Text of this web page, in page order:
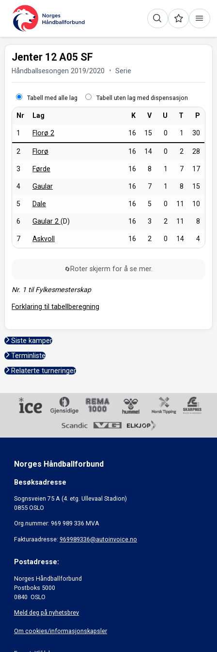
Jenter 12 A05 SF
Håndballsesongen 2019/2020 Serie
Tabell med alle lag Tabell uten lag med dispensasjon
Nr Lag K V U T P
1 Florø 2 16 15 0 1 30
2 Florø 16 14 0 2 28
3 Førde 16 8 1 7 17
4 Gaular 16 7 1 8 15
5 Dale 16 5 0 11 10
6 Gaular 2(D) 16 3 2 11 8
7 Askvoll 16 2 0 14 4
🔄 Roter skjerm for å se mer.
Nr. 1 til Fylkesmesterskap
Forklaring til tabellberegning
Siste kamper
Terminliste
Relaterte turneringer
Norges Håndballforbund
Besøksadresse
Sognsveien 75 A (4. etg. Ullevaal Stadion)
0855 OSLO
Org.nummer: 969 989 336 MVA
Fakturaadresse: 969989336@autoinvoice.no
Postadresse:
Norges Håndballforbund
Postboks 5000
0840 OSLO
Meld deg på nyhetsbrev
Om cookies/informasjonskapsler